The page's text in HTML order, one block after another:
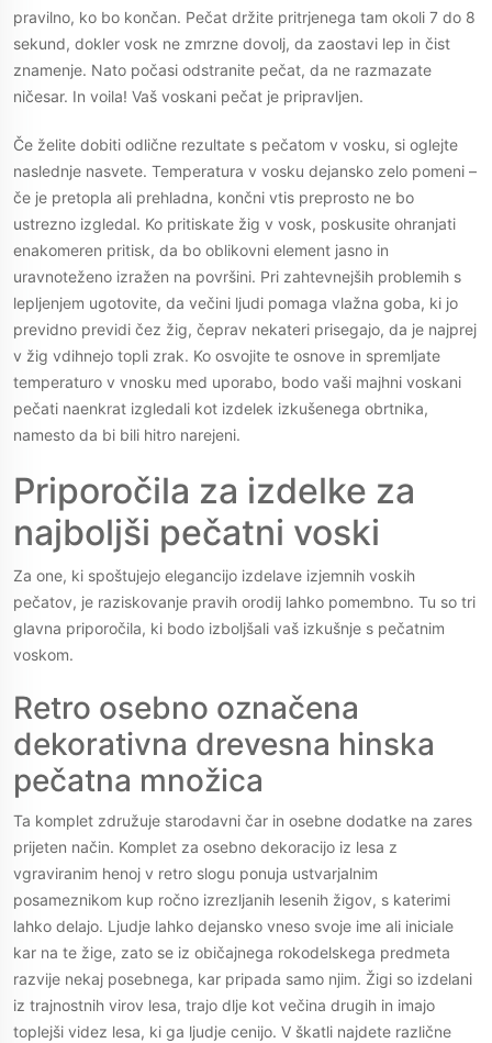
pravilno, ko bo končan. Pečat držite pritrjenega tam okoli 7 do 8
sekund, dokler vosk ne zmrzne dovolj, da zaostavi lep in čist
znamenje. Nato počasi odstranite pečat, da ne razmazate
ničesar. In voila! Vaš voskani pečat je pripravljen.
Če želite dobiti odlične rezultate s pečatom v vosku, si oglejte
naslednje nasvete. Temperatura v vosku dejansko zelo pomeni –
če je pretopla ali prehladna, končni vtis preprosto ne bo
ustrezno izgledal. Ko pritiskate žig v vosk, poskusite ohranjati
enakomeren pritisk, da bo oblikovni element jasno in
uravnoteženo izražen na površini. Pri zahtevnejših problemih s
lepljenjem ugotovite, da večini ljudi pomaga vlažna goba, ki jo
previdno previdi čez žig, čeprav nekateri prisegajo, da je najprej
v žig vdihnejo topli zrak. Ko osvojite te osnove in spremljate
temperaturo v vnosku med uporabo, bodo vaši majhni voskani
pečati naenkrat izgledali kot izdelek izkušenega obrtnika,
namesto da bi bili hitro narejeni.
Priporočila za izdelke za
najboljši pečatni voski
Za one, ki spoštujejo elegancijo izdelave izjemnih voskih
pečatov, je raziskovanje pravih orodij lahko pomembno. Tu so tri
glavna priporočila, ki bodo izboljšali vaš izkušnje s pečatnim
voskom.
Retro osebno označena
dekorativna drevesna hinska
pečatna množica
Ta komplet združuje starodavni čar in osebne dodatke na zares
prijeten način. Komplet za osebno dekoracijo iz lesa z
vgraviranim henoj v retro slogu ponuja ustvarjalnim
posameznikom kup ročno izrezljanih lesenih žigov, s katerimi
lahko delajo. Ljudje lahko dejansko vneso svoje ime ali iniciale
kar na te žige, zato se iz običajnega rokodelskega predmeta
razvije nekaj posebnega, kar pripada samo njim. Žigi so izdelani
iz trajnostnih virov lesa, trajo dlje kot večina drugih in imajo
toplejši videz lesa, ki ga ljudje cenijo. V škatli najdete različne